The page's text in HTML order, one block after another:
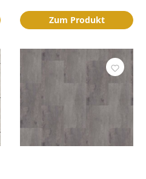
Zum Produkt